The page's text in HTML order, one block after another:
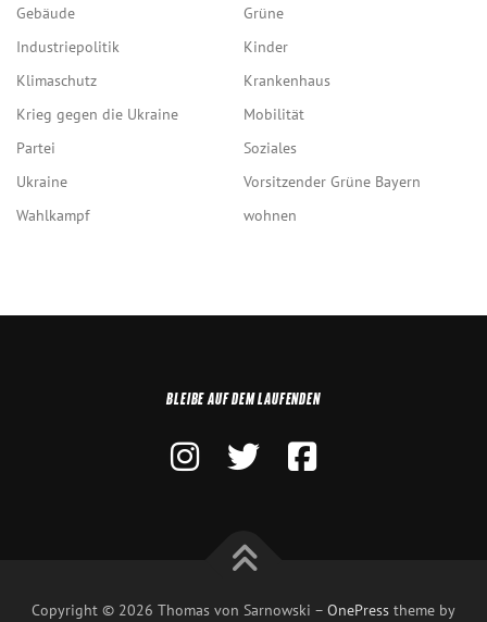
Gebäude
Grüne
Industriepolitik
Kinder
Klimaschutz
Krankenhaus
Krieg gegen die Ukraine
Mobilität
Partei
Soziales
Ukraine
Vorsitzender Grüne Bayern
Wahlkampf
wohnen
BLEIBE AUF DEM LAUFENDEN
Copyright © 2026 Thomas von Sarnowski – OnePress theme by